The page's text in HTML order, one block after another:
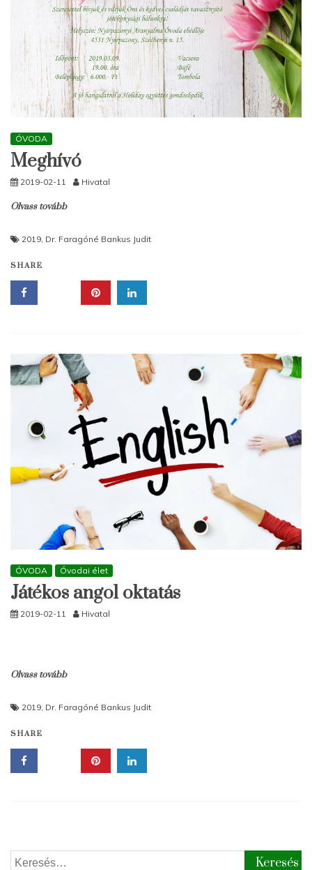
ÓVODA
Meghívó
2019-02-11 Hivatal
Olvass tovább
2019 Dr. Faragóné Bankus Judit
SHARE
ÓVODA Óvodai élet
Játékos angol oktatás
2019-02-11 Hivatal
Olvass tovább
2019, Dr. Faragóné Bankus Judit
SHARE
Keresés: